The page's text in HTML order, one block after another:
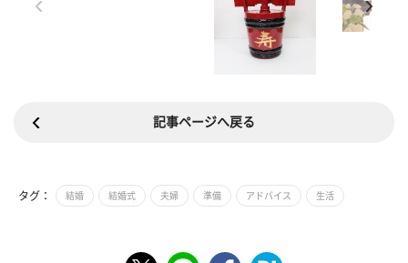
記事ページへ戻る
タグ： 結婚 結婚式 夫婦 準備 アドバイス 生活